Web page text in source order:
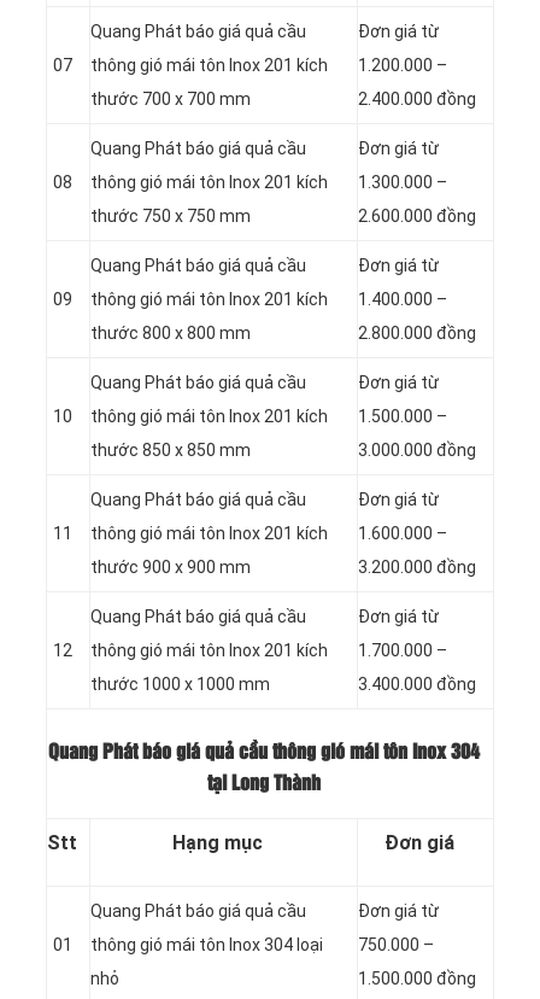
07
Quang Phát báo giá quả cầu
thông gió mái tôn Inox 201 kích
thước 700 x 700 mm
Đơn giá từ
1.200.000 –
2.400.000 đồng
08
Quang Phát báo giá quả cầu
thông gió mái tôn Inox 201 kích
thước 750 x 750 mm
Đơn giá từ
1.300.000 –
2.600.000 đồng
09
Quang Phát báo giá quả cầu
thông gió mái tôn Inox 201 kích
thước 800 x 800 mm
Đơn giá từ
1.400.000 –
2.800.000 đồng
10
Quang Phát báo giá quả cầu
thông gió mái tôn Inox 201 kích
thước 850 x 850 mm
Đơn giá từ
1.500.000 –
3.000.000 đồng
11
Quang Phát báo giá quả cầu
thông gió mái tôn Inox 201 kích
thước 900 x 900 mm
Đơn giá từ
1.600.000 –
3.200.000 đồng
12
Quang Phát báo giá quả cầu
thông gió mái tôn Inox 201 kích
thước 1000 x 1000 mm
Đơn giá từ
1.700.000 –
3.400.000 đồng
Quang Phát báo giá quả cầu thông gió mái tôn Inox 304
tại Long Thành
Stt Hạng mục Đơn giá
01
Quang Phát báo giá quả cầu
thông gió mái tôn Inox 304 loại
nhỏ
Đơn giá từ
750.000 –
1.500.000 đồng